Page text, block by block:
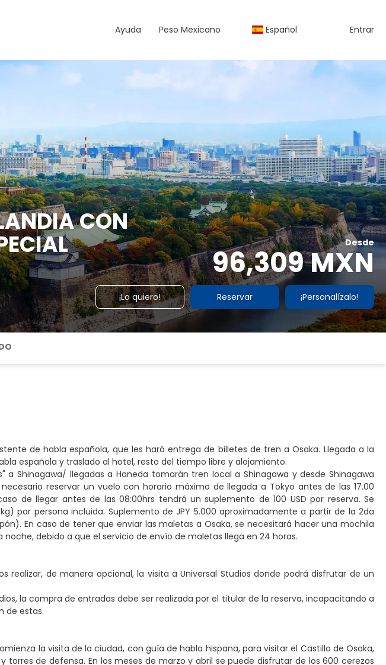
Ayuda Peso Mexicano Español Entrar
CON
Desde
96,309 MXN
¡Lo quiero! Reservar ¡Personalízalo!
de habla española, que les hará entrega de billetes de tren a Osaka. Llegada a la
española y traslado al hotel, resto del tiempo libre y alojamiento.
a Shinagawa/ llegadas a Haneda tomarán tren local a Shinagawa y desde Shinagawa
reservar un vuelo con horario máximo de llegada a Tokyo antes de las 17.00
de llegar antes de las 08:00hrs tendrá un suplemento de 100 USD por reserva. Se
por persona incluida. Suplemento de JPY 5.000 aproximadamente a partir de la 2da
En caso de tener que enviar las maletas a Osaka, se necesitará hacer una mochila
debido a que el servicio de envío de maletas llega en 24 horas.
realizar, de manera opcional, la visita a Universal Studios donde podrá disfrutar de un
la compra de entradas debe ser realizada por el titular de la reserva, incapacitando a
de estas.
la visita de la ciudad, con guía de habla hispana, para visitar el Castillo de Osaka,
torres de defensa. En los meses de marzo y abril se puede disfrutar de los 600 cerezos